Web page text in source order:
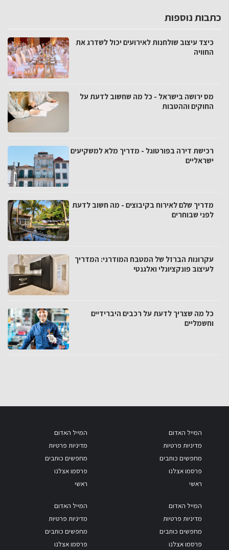
כתבות נוספות
כיצד עיצוב שולחנות לאירועים יכול לשדרג את
החוויה
מס ירושה בישראל - כל מה שחשוב לדעת על
החוקים וההטבות
רכישת דירה בפורטוגל - מדריך מלא למשקיעים
ישראליים
מדריך שלם לאירוח בקיבוצים - מה חשוב לדעת
לפני שבוחרים
עקרונות הברזל של המטבח המודרני: המדריך
לעיצוב פונקציונלי ואלגנטי
כל מה שצריך לדעת על רכבים היברידיים
וחשמליים
המייל האדום
מדיניות פרטיות
מחפשים כותבים
פרסמו אצלנו
ראשי
המייל האדום
מדיניות פרטיות
מחפשים כותבים
פרסמו אצלנו
ראשי
המייל האדום
מדיניות פרטיות
מחפשים כותבים
פרסמו אצלנו
המייל האדום
מדיניות פרטיות
מחפשים כותבים
פרסמו אצלנו